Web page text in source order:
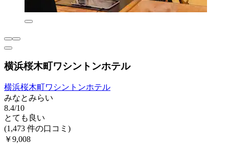
横浜桜木町ワシントンホテル
横浜桜木町ワシントンホテル
みなとみらい
8.4/10
とても良い
(1,473 件の口コミ)
￥9,008